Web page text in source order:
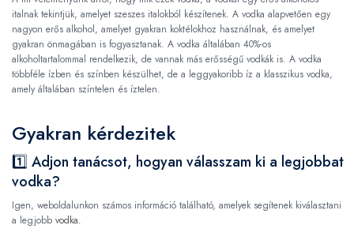
italnak tekintjük, amelyet szeszes italokból készítenek. A vodka alapvetően egy
nagyon erős alkohol, amelyet gyakran koktélokhoz használnak, és amelyet
gyakran önmagában is fogyasztanak. A vodka általában 40%-os
alkoholtartalommal rendelkezik, de vannak más erősségű vodkák is. A vodka
többféle ízben és színben készülhet, de a leggyakoribb íz a klasszikus vodka,
amely általában színtelen és íztelen.
Gyakran kérdezitek
1️⃣ Adjon tanácsot, hogyan válasszam ki a legjobbat
vodka?
Igen, weboldalunkon számos információ található, amelyek segítenek kiválasztani
a legjobb vodka.